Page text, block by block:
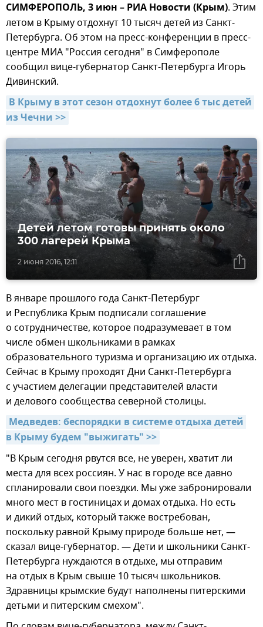
СИМФЕРОПОЛЬ, 3 июн – РИА Новости (Крым). Этим
летом в Крыму отдохнут 10 тысяч детей из Санкт-
Петербурга. Об этом на пресс-конференции в пресс-
центре МИА "Россия сегодня" в Симферополе
сообщил вице-губернатор Санкт-Петербурга Игорь
Дивинский.
В Крыму в этот сезон отдохнут более 6 тыс детей
из Чечни >>
2 июня 2016, 12:11
Детей летом готовы принять около
300 лагерей Крыма
В январе прошлого года Санкт-Петербург
и Республика Крым подписали соглашение
о сотрудничестве, которое подразумевает в том
числе обмен школьниками в рамках
образовательного туризма и организацию их отдыха.
Сейчас в Крыму проходят Дни Санкт-Петербурга
с участием делегации представителей власти
и делового сообщества северной столицы.
Медведев: беспорядки в системе отдыха детей
в Крыму будем "выжигать" >>
"В Крым сегодня рвутся все, не уверен, хватит ли
места для всех россиян. У нас в городе все давно
спланировали свои поездки. Мы уже забронировали
много мест в гостиницах и домах отдыха. Но есть
и дикий отдых, который также востребован,
поскольку равной Крыму природе больше нет, —
сказал вице-губернатор. — Дети и школьники Санкт-
Петербурга нуждаются в отдыхе, мы отправим
на отдых в Крым свыше 10 тысяч школьников.
Здравницы крымские будут наполнены питерскими
детьми и питерским смехом".